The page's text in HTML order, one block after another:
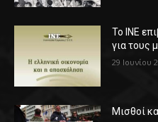
Το ΙΝΕ
για τους
29 Ιουνίου
Μισθοί